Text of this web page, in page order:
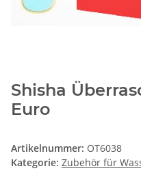
Shisha
Euro
Artikelnummer: OT6038
Kategorie: Zubehör für